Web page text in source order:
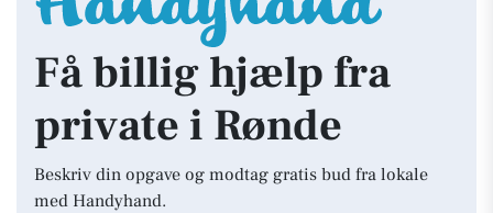
Få billig hjælp fra
private i Rønde
Beskriv din opgave og modtag gratis bud fra lokale
med Handyhand.